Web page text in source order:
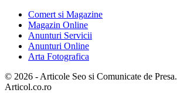
Comert si Magazine
Magazin Online
Anunturi Servicii
Anunturi Online
Arta Fotografica
© 2026 - Articole Seo si Comunicate de Presa.
Articol.co.ro